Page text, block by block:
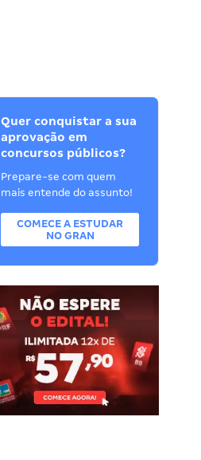
Quer conquistar a sua
aprovação em
concursos públicos?
Prepare-se com quem
mais entende do assunto!
COMECE A ESTUDAR
NO GRAN